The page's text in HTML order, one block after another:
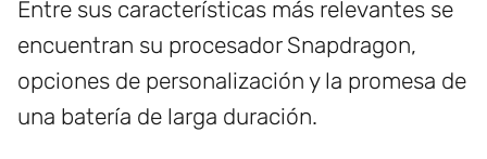
Entre sus características más relevantes se
encuentran su procesador Snapdragon,
opciones de personalización y la promesa de
una batería de larga duración.